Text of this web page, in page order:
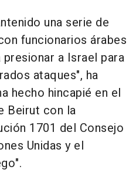
una serie de
funcionarios árabes
a Israel para
ataques", ha
hecho hincapié en el
Beirut con la
1701 del Consejo
Unidas y el